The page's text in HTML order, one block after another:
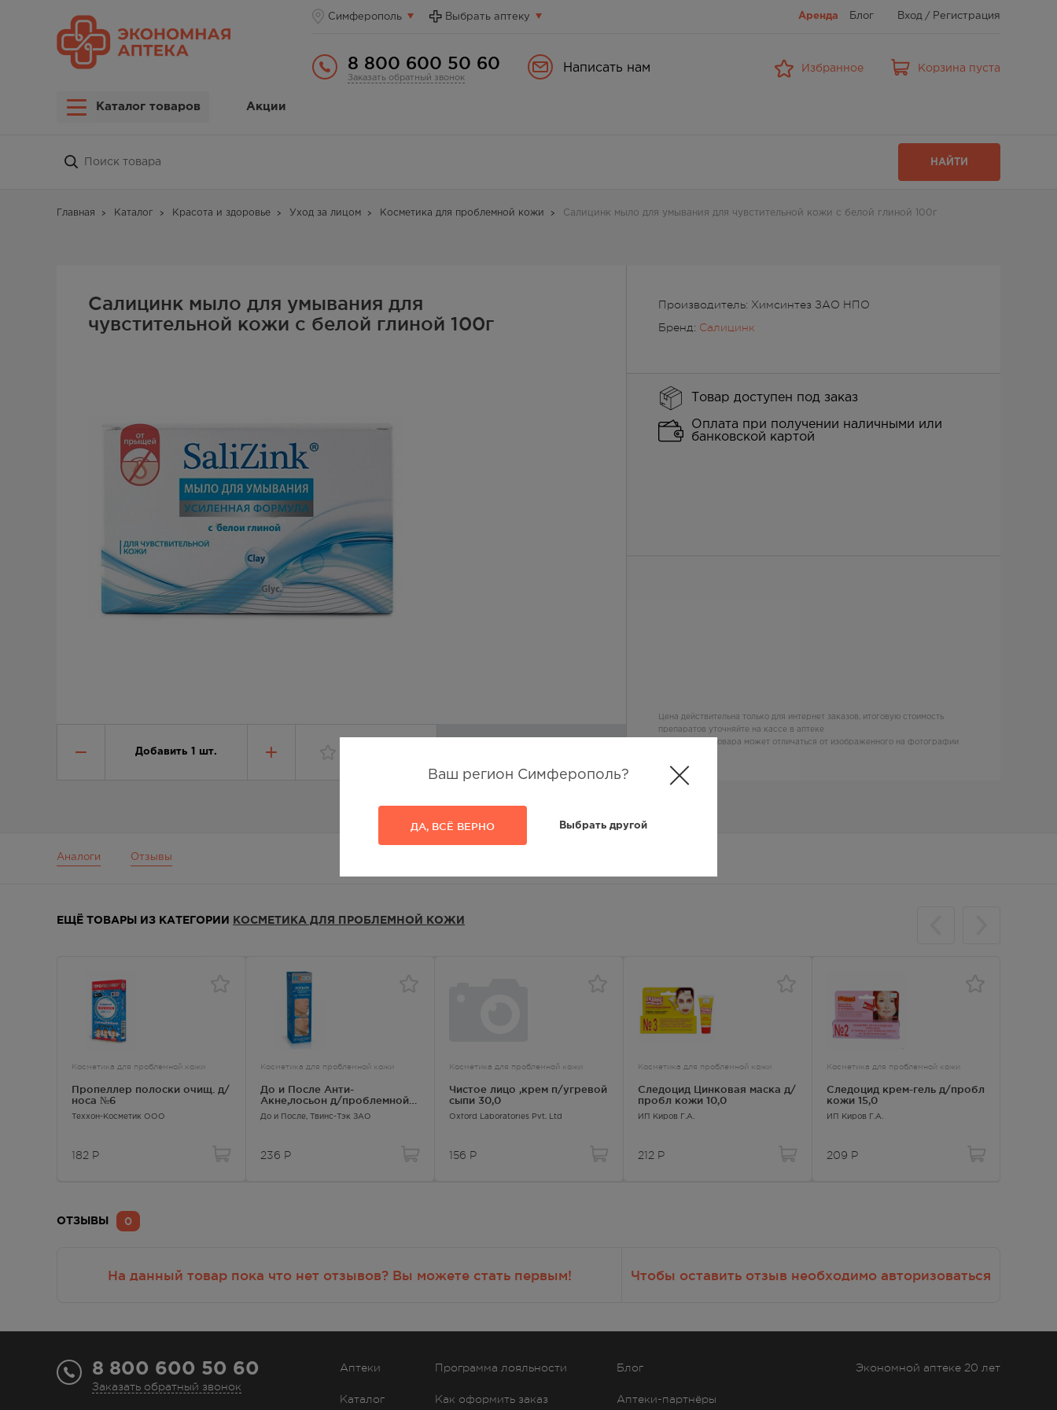
Симферополь
Ваш регион Симферополь?
ДА, ВСЁ ВЕРНО Выбрать другой
Выбрать аптеку Аренда Блог Вход / Регистрация
8 800 600 50 60
Заказать обратный звонок
Написать нам Избранное Корзина пуста
Каталог товаров Акции
НАЙТИ
Главная Каталог Красота и здоровье Уход за лицом Косметика для проблемной кожи Салицинк мыло для умывания для чувстительной кожи с белой глиной 100г
Салицинк мыло для умывания для
чувстительной кожи с белой глиной 100г
Добавить 1 шт.
Производитель: Химсинтез ЗАО НПО
Бренд: Салицинк
Товар доступен под заказ
Оплата при получении наличными или
банковской картой
Цена действительна только для интернет заказов, итоговую стоимость
препаратов уточняйте на кассе в аптеке
Внешний вид товара может отличаться от изображенного на фотографии
Аналоги Отзывы
ЕЩЁ ТОВАРЫ ИЗ КАТЕГОРИИ КОСМЕТИКА ДЛЯ ПРОБЛЕМНОЙ КОЖИ
Косметика для проблемной кожи
Пропеллер полоски очищ. д/
носа №6
Теххон-Косметик ООО
182 Р
Косметика для проблемной кожи
До и После Анти-
Акне,лосьон д/проблемной
кожи фл 200мл
До и После, Твинс-Тэк ЗАО
236 Р
Косметика для проблемной кожи
Чистое лицо ,крем п/угревой
сыпи 30,0
Oxford Laboratories Pvt. Ltd
156 Р
Косметика для проблемной кожи
Следоцид Цинковая маска д/
пробл кожи 10,0
ИП Киров Г.А.
212 Р
Косметика для проблемной кожи
Следоцид крем-гель д/пробл
кожи 15,0
ИП Киров Г.А.
209 Р
0
ОТЗЫВЫ
Чтобы оставить отзыв необходимо авторизоваться
На данный товар пока что нет отзывов? Вы можете стать первым!
8 800 600 50 60
Заказать обратный звонок
Аптеки
Каталог
Программа лояльности
Как оформить заказ
Блог
Аптеки-партнёры
Экономной аптеке 20 лет